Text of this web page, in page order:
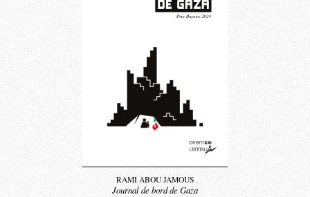
RAMI ABOU JAMOUS
Journal de bord de Gaza